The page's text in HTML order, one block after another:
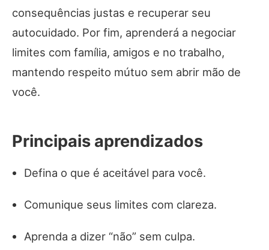
consequências justas e recuperar seu
autocuidado. Por fim, aprenderá a negociar
limites com família, amigos e no trabalho,
mantendo respeito mútuo sem abrir mão de
você.
Principais aprendizados
Defina o que é aceitável para você.
Comunique seus limites com clareza.
Aprenda a dizer “não” sem culpa.